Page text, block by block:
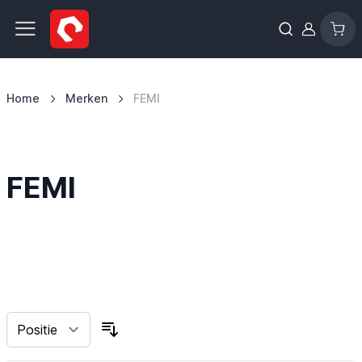
Ga naar de inhoud
Home Merken FEMI
FEMI